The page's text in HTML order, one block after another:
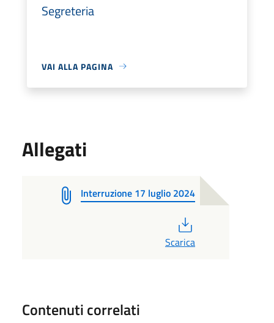
Segreteria
VAI ALLA PAGINA
Allegati
Interruzione 17 luglio 2024
Scarica
Contenuti correlati